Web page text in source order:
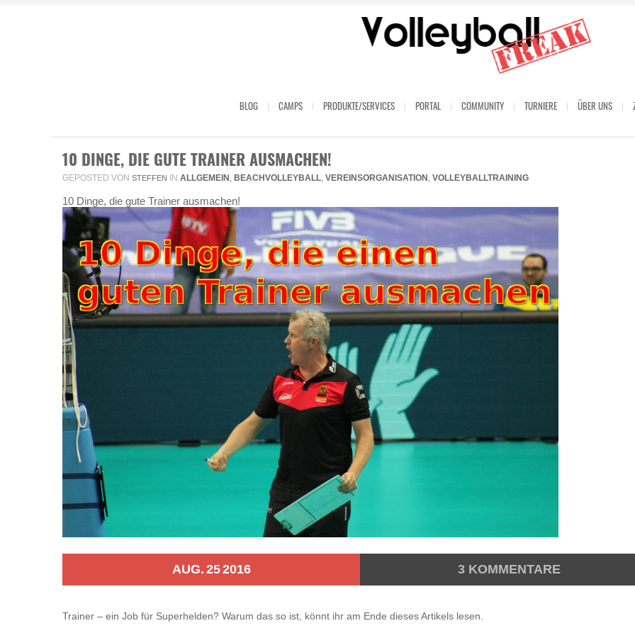
BLOG CAMPS PRODUKTE/SERVICES PORTAL COMMUNITY TURNIERE ÜBER UNS
10 DINGE, DIE GUTE TRAINER AUSMACHEN!
GEPOSTED VON STEFFEN IN ALLGEMEIN BEACHVOLLEYBALL VEREINSORGANISATION VOLLEYBALLTRAINING
10 Dinge, die gute Trainer ausmachen!
AUG. 252016 3KOMMENTARE
Trainer – ein Job für Superhelden? Warum das so ist, könnt ihr am Ende dieses Artikels lesen.